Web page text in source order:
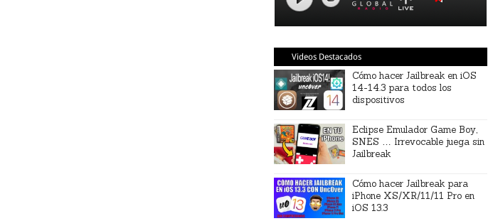
Videos Destacados
Cómo hacer Jailbreak en iOS
14-14.3 para todos los
dispositivos
Eclipse Emulador Game Boy,
SNES … Irrevocable juega sin
Jailbreak
Cómo hacer Jailbreak para
iPhone XS/XR/11/11 Pro en
iOS 13.3